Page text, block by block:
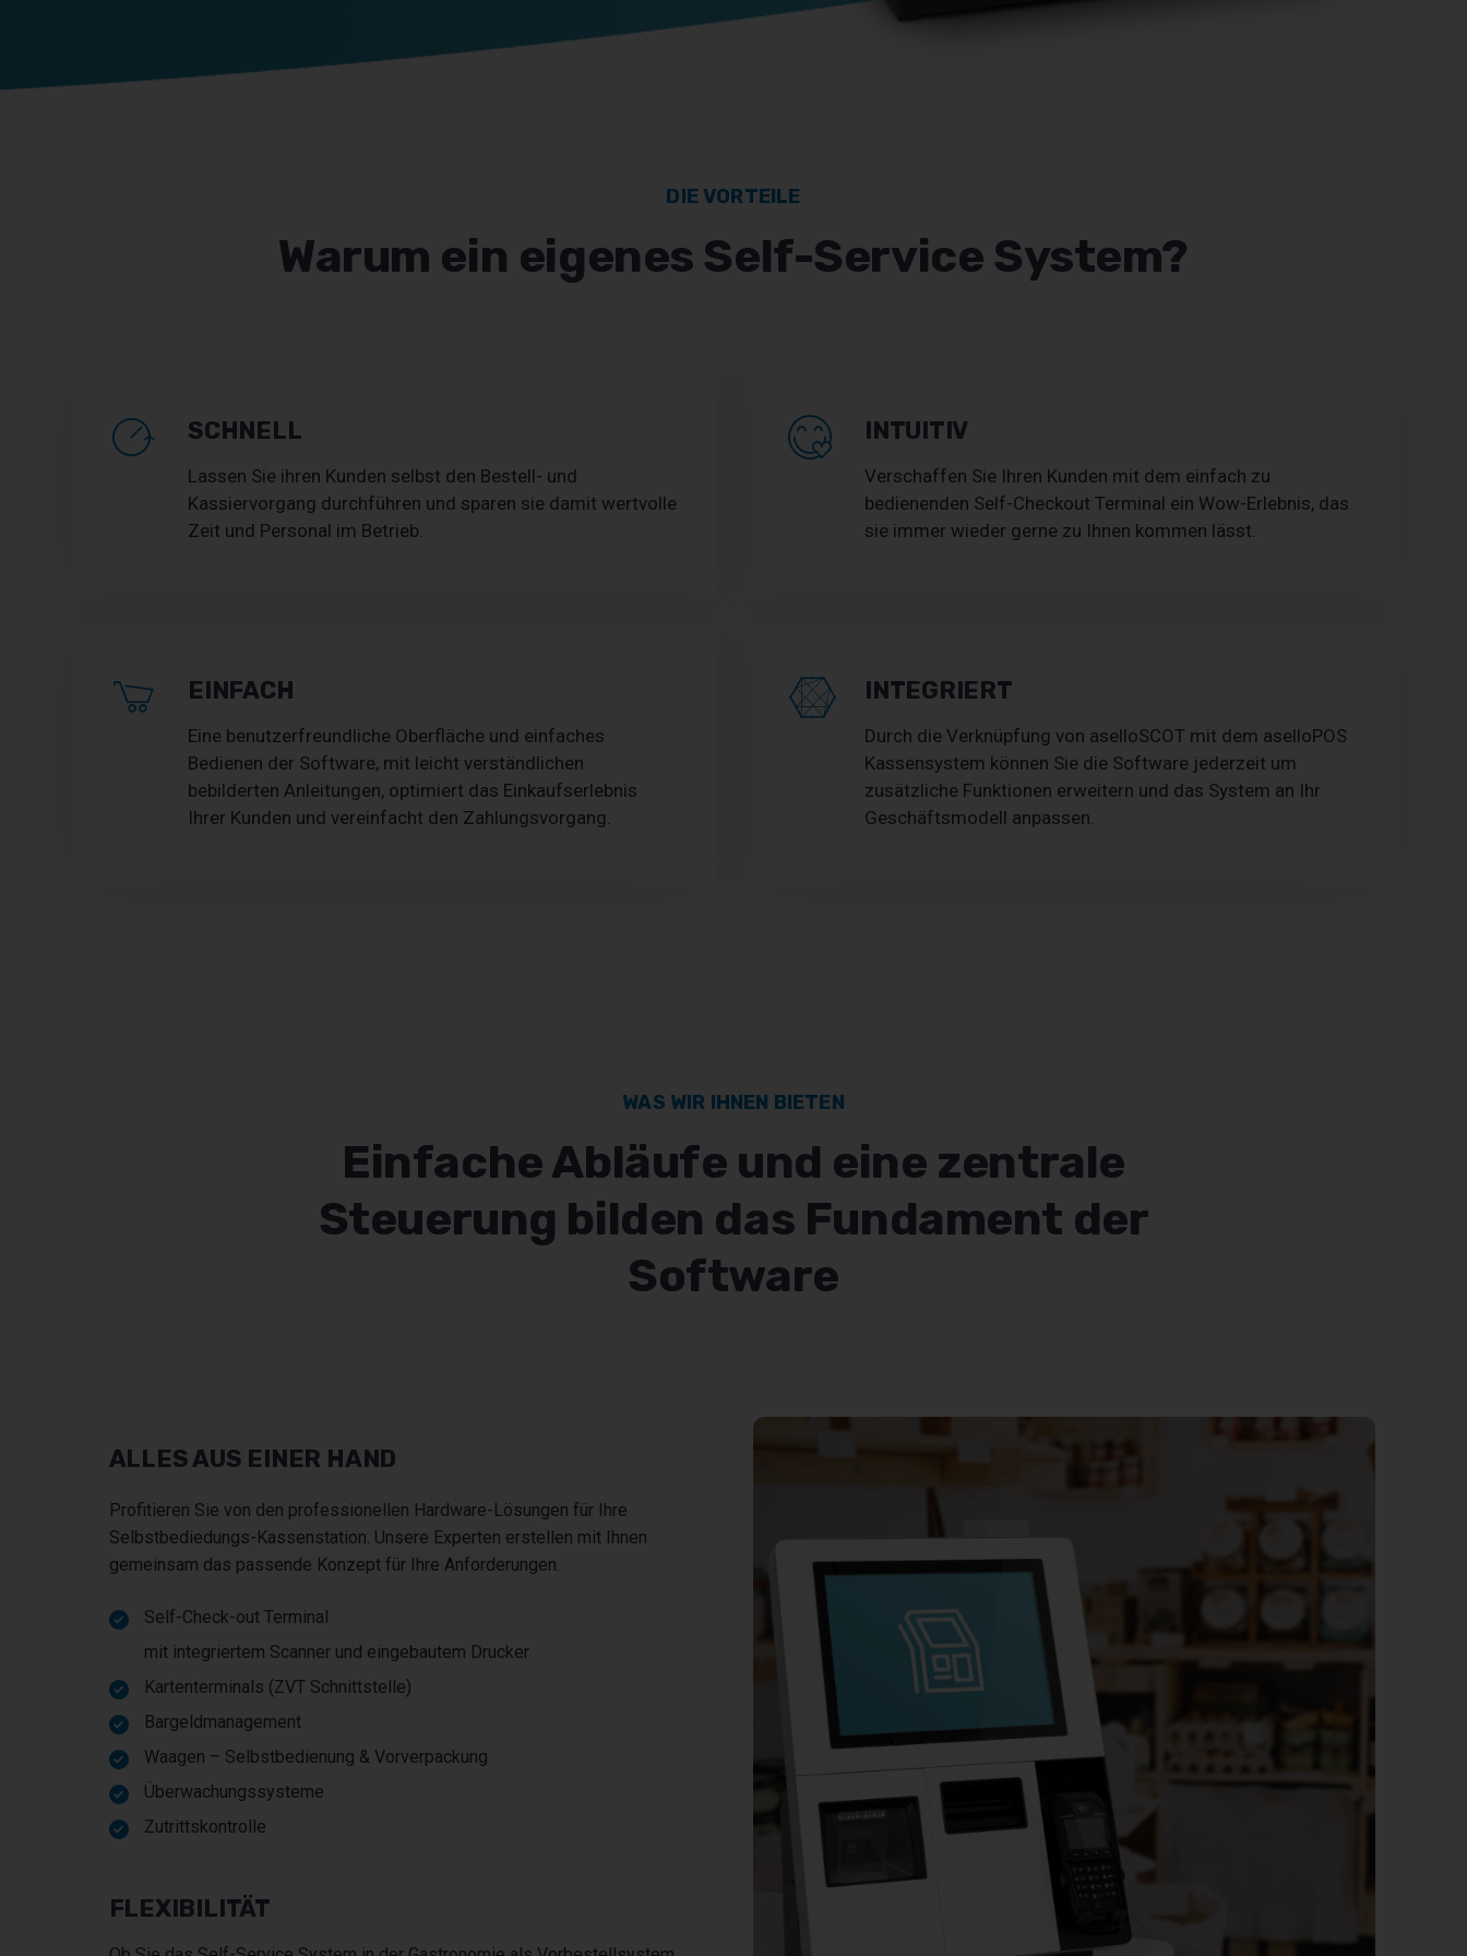
DIE VORTEILE
Warum ein eigenes Self-Service System?
SCHNELL
Lassen Sie ihren Kunden selbst den Bestell- und
Kassiervorgang durchführen und sparen sie damit wertvolle
Zeit und Personal im Betrieb.
INTUITIV
Verschaffen Sie Ihren Kunden mit dem einfach zu
bedienenden Self-Checkout Terminal ein Wow-Erlebnis, das
sie immer wieder gerne zu Ihnen kommen lässt.
EINFACH
Eine benutzerfreundliche Oberfläche und einfaches
Bedienen der Software, mit leicht verständlichen
bebilderten Anleitungen, optimiert das Einkaufserlebnis
Ihrer Kunden und vereinfacht den Zahlungsvorgang.
INTEGRIERT
Durch die Verknüpfung von aselloSCOT mit dem aselloPOS
Kassensystem können Sie die Software jederzeit um
zusätzliche Funktionen erweitern und das System an Ihr
Geschäftsmodell anpassen.
WAS WIR IHNEN BIETEN
Einfache Abläufe und eine zentrale
Steuerung bilden das Fundament der
Software
ALLES AUS EINER HAND
Profitieren Sie von den professionellen Hardware-Lösungen für Ihre
Selbstbediedungs-Kassenstation. Unsere Experten erstellen mit Ihnen
gemeinsam das passende Konzept für Ihre Anforderungen.
Self-Check-out Terminal
mit integriertem Scanner und eingebautem Drucker
Kartenterminals (ZVT Schnittstelle)
Bargeldmanagement
Waagen – Selbstbedienung & Vorverpackung
Überwachungssysteme
Zutrittskontrolle
FLEXIBILITÄT